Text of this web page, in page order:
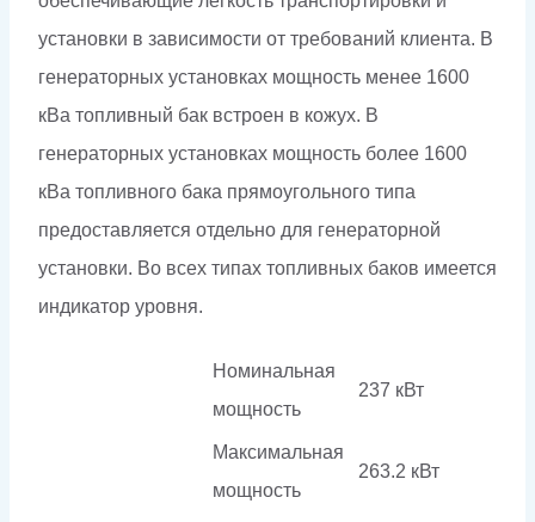
установки в зависимости от требований клиента. В
генераторных установках мощность менее 1600
кВа топливный бак встроен в кожух. В
генераторных установках мощность более 1600
кВа топливного бака прямоугольного типа
предоставляется отдельно для генераторной
установки. Во всех типах топливных баков имеется
индикатор уровня.
Номинальная
мощность
237 кВт
Максимальная
мощность
263.2 кВт